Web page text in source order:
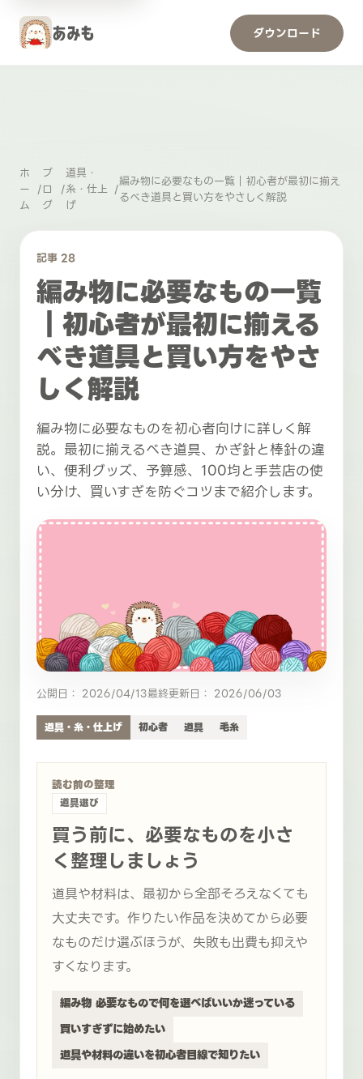
ダウンロード
ホ
ー
ム
/
ブ
ロ
グ
/
道具・
糸・仕上
げ
/編み物に必要なもの一覧｜初心者が最初に揃え
るべき道具と買い方をやさしく解説
記事 28
編み物に必要なもの一覧
｜初心者が最初に揃える
べき道具と買い方をやさ
しく解説
編み物に必要なものを初心者向けに詳しく解
説。最初に揃えるべき道具、かぎ針と棒針の違
い、便利グッズ、予算感、100均と手芸店の使
い分け、買いすぎを防ぐコツまで紹介します。
公開日： 2026/04/13最終更新日： 2026/06/03
道具・糸・仕上げ 初心者 道具 毛糸
読む前の整理
道具選び
買う前に、必要なものを小さ
く整理しましょう
道具や材料は、最初から全部そろえなくても
大丈夫です。作りたい作品を決めてから必要
なものだけ選ぶほうが、失敗も出費も抑えや
すくなります。
編み物 必要なもので何を選べばいいか迷っている
買いすぎずに始めたい
道具や材料の違いを初心者目線で知りたい